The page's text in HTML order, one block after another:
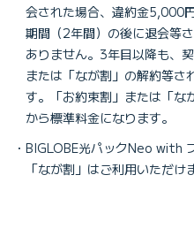
会された場合、違約金5,000
期間（2年間）の後に退会等
ありません。3年目以降も、
または「なが割」の解約等さ
す。「お約束割」または「な
から標準料金になります。
BIGLOBE光パックNeo with
「なが割」はご利用いただけ